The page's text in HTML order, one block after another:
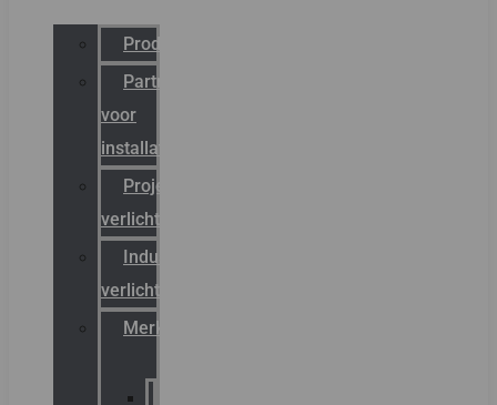
Productcatalogus
Partner
voor
installateurs
Projectreferenties
verlichting
Industriële
verlichting
Merken